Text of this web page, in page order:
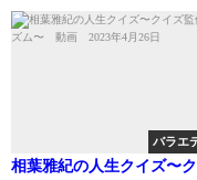
バラエ
相葉雅紀の人生クイズ〜